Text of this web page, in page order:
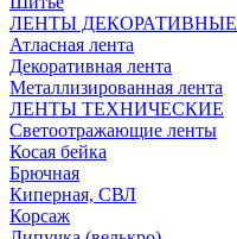
ЛЕНТЫ ДЕКОРАТИВНЫЕ
Атласная лента
Декоративная лента
Металлизированная лента
ЛЕНТЫ ТЕХНИЧЕСКИЕ
Светоотражающие ленты
Косая бейка
Брючная
Киперная, СВЛ
Корсаж